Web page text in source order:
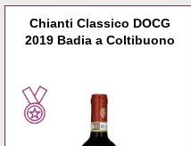
Chianti Classico DOCG
2019 Badia a Coltibuono